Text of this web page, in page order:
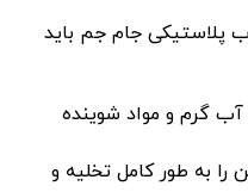
پلاستیکی جام جم باید
آب گرم و مواد شوینده
را به طور کامل تخلیه و